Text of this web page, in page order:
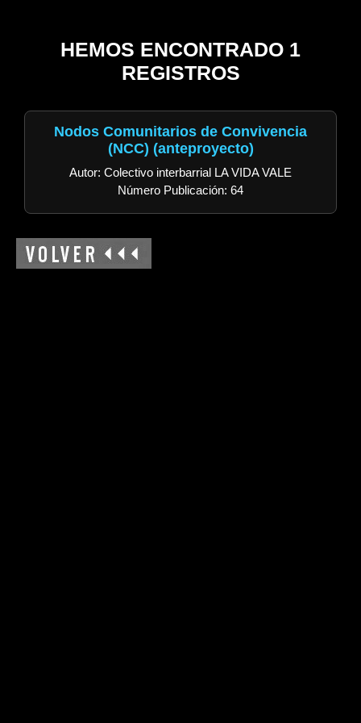
HEMOS ENCONTRADO 1
REGISTROS
Nodos Comunitarios de Convivencia
(NCC) (anteproyecto)
Autor: Colectivo interbarrial LA VIDA VALE
Número Publicación: 64